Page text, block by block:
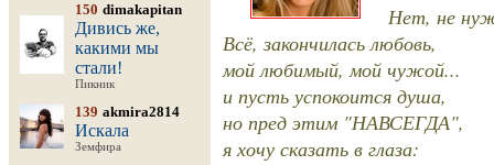
150 dimakapitan
Дивись же,
какими мы
стали!
Пикник
139 akmira2814
Искала
Земфира
Нет, не
Всё, закончилась любовь,
мой любимый, мой чужой...
и пусть успокоится душа,
но пред этим "НАВСЕГДА",
я хочу сказать в глаза: